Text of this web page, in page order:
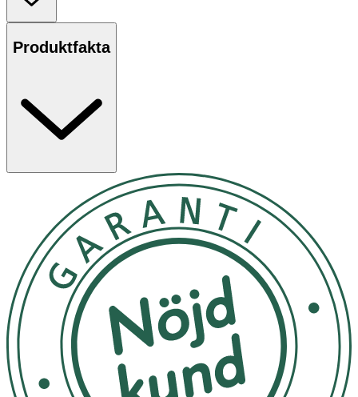
Produktfakta